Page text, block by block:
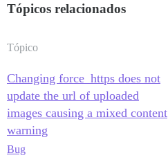
Tópicos relacionados
Tópico
Changing force_https does not
update the url of uploaded
images causing a mixed content
warning
Bug